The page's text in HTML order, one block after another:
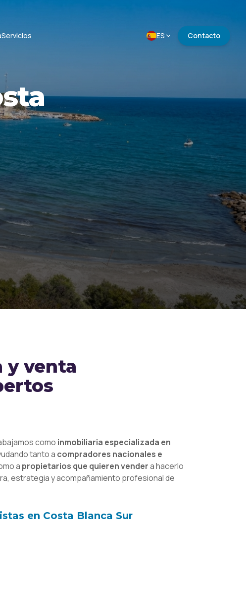
Servicios ES Contacto
y venta
como inmobiliaria especializada en
tanto a compradores nacionales e
a propietarios que quieren vendera hacerlo
estrategia y acompañamiento profesional de
en Costa Blanca Sur